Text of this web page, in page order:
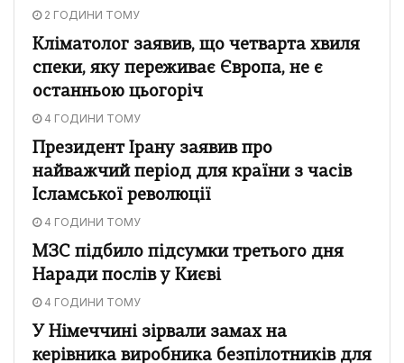
2 ГОДИНИ ТОМУ
Кліматолог заявив, що четварта хвиля
спеки, яку переживає Європа, не є
останньою цьогоріч
4 ГОДИНИ ТОМУ
Президент Ірану заявив про
найважчий період для країни з часів
Ісламської революції
4 ГОДИНИ ТОМУ
МЗС підбило підсумки третього дня
Наради послів у Києві
4 ГОДИНИ ТОМУ
У Німеччині зірвали замах на
керівника виробника безпілотників для